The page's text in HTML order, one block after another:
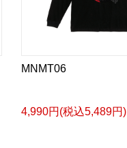
MNMT06
4,990円(税込5,489円)